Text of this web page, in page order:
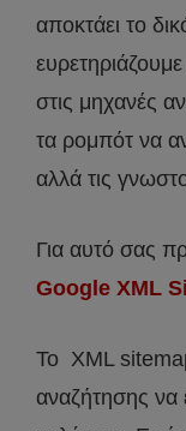
αποκτάει το
στις μηχανές
τα ρομπότ να
αλλά τις
Για αυτό σας
Google XML
To XML
αναζήτησης να